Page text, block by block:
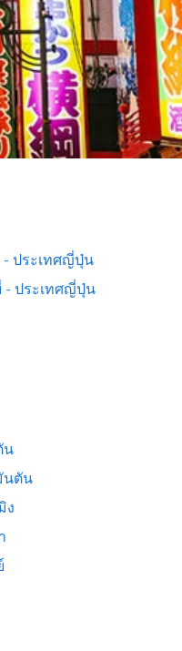
- ประเทศญี่ปุ่น
- ประเทศญี่ปุ่น
น
นตัน
ง